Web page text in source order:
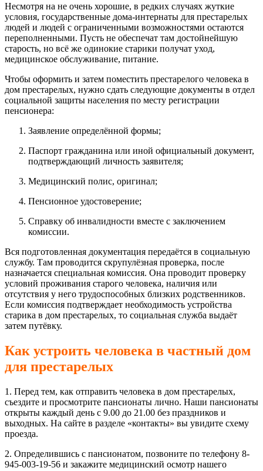
Несмотря на не очень хорошие, в редких случаях жуткие
условия, государственные дома-интернаты для престарелых
людей и людей с ограниченными возможностями остаются
переполненными. Пусть не обеспечат там достойнейшую
старость, но всё же одинокие старики получат уход,
медицинское обслуживание, питание.
Чтобы оформить и затем поместить престарелого человека в
дом престарелых, нужно сдать следующие документы в отдел
социальной защиты населения по месту регистрации
пенсионера:
Заявление определённой формы;
Паспорт гражданина или иной официальный документ,
подтверждающий личность заявителя;
Медицинский полис, оригинал;
Пенсионное удостоверение;
Справку об инвалидности вместе с заключением
комиссии.
Вся подготовленная документация передаётся в социальную
службу. Там проводится скрупулёзная проверка, после
назначается специальная комиссия. Она проводит проверку
условий проживания старого человека, наличия или
отсутствия у него трудоспособных близких родственников.
Если комиссия подтверждает необходимость устройства
старика в дом престарелых, то социальная служба выдаёт
затем путёвку.
Как устроить человека в частный дом
для престарелых
1. Перед тем, как отправить человека в дом престарелых,
съездите и просмотрите пансионаты лично. Наши пансионаты
открыты каждый день с 9.00 до 21.00 без праздников и
выходных. На сайте в разделе «контакты» вы увидите схему
проезда.
2. Определившись с пансионатом, позвоните по телефону 8-
945-003-19-56 и закажите медицинский осмотр нашего